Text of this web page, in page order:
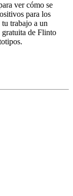
ver cómo se
para los
trabajo a un
de Flinto